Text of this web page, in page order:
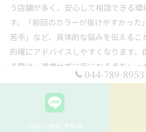
う店舗が多く、安心して相談できる環
す。「前回のカラーが抜けやすかった
苦手」など、具体的な悩みを伝えるこ
的確にアドバイスしやすくなります。
る際は、遠慮せずに気になる点をしっ
が、満足度の高い美容室体験につなが
口コミから探る理想の
044-789-8953
LINEで相談/予約